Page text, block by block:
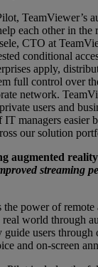
TeamViewer’s
each other in
CTO at
conditional
apply,
full control over
network.
users and
managers easier
our solution
augmented
streaming
the power of remote
world through
guide users through
and on-screen